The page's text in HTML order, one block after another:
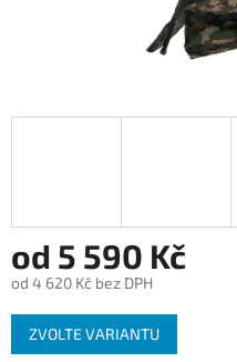
od 5 590 Kč
od 4 620 Kč bez DPH
Měrná
cena:
ZVOLTE VARIANTU